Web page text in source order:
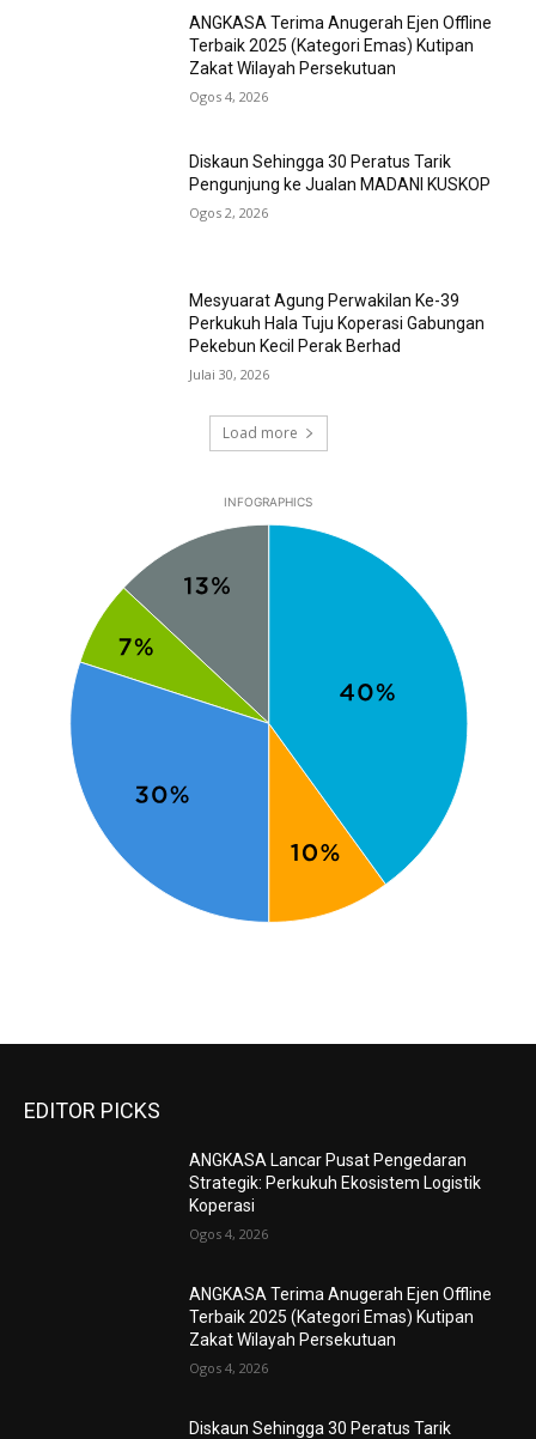
ANGKASA Terima Anugerah Ejen Offline
Terbaik 2025 (Kategori Emas) Kutipan
Zakat Wilayah Persekutuan
Ogos 4, 2026
Diskaun Sehingga 30 Peratus Tarik
Pengunjung ke Jualan MADANI KUSKOP
Ogos 2, 2026
Mesyuarat Agung Perwakilan Ke-39
Perkukuh Hala Tuju Koperasi Gabungan
Pekebun Kecil Perak Berhad
Julai 30, 2026
Load more
INFOGRAPHICS
EDITOR PICKS
ANGKASA Lancar Pusat Pengedaran
Strategik: Perkukuh Ekosistem Logistik
Koperasi
Ogos 4, 2026
ANGKASA Terima Anugerah Ejen Offline
Terbaik 2025 (Kategori Emas) Kutipan
Zakat Wilayah Persekutuan
Ogos 4, 2026
Diskaun Sehingga 30 Peratus Tarik